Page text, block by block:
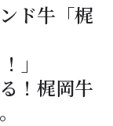
ド牛「梶
」
！梶岡牛